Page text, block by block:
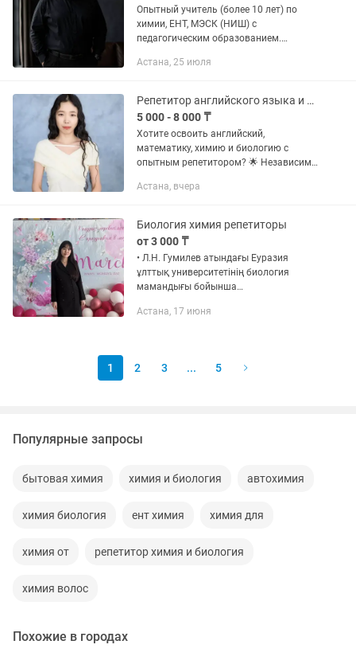
Опытный учитель (более 10 лет) по
химии, ЕНТ, МЭСК (НИШ) с
педагогическим образованием.
проектов, зарубежное обучение,
опыт в...
Астана, 25 июля
Репетитор английского языка и математики, химии и биологии
5 000 - 8 000 ₸
Хотите освоить английский,
математику, химию и биологию с
опытным репетитором? 🌟 Независимо
или хотите улучшить свои знания, я
Астана, вчера
Биология химия репетиторы
от 3 000 ₸
• Л.Н. Гумилев атындағы Еуразия
ұлттық университетінің биология
мамандығы бойынша
дипломмен аяқтадым • НЗМ (НИШ)
Астана, 17 июня
1 2 3 ... 5
Популярные запросы
бытовая химия химия и биология автохимия
химия биология ент химия химия для
химия от репетитор химия и биология
химия волос
Похожие в городах